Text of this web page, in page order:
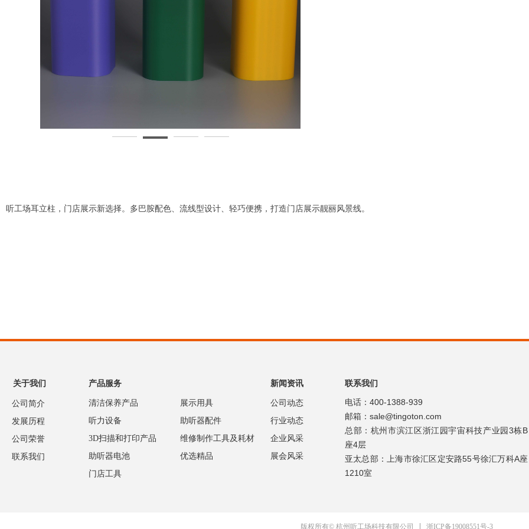
听工场耳立柱，门店展示新选择。多巴胺配色、流线型设计、轻巧便携，打造门店展示靓丽风景线。
关于我们
公司简介
发展历程
公司荣誉
联系我们
产品服务
展示用具
助听器配件
维修制作工具及耗材
优选精品
清洁保养产品
听力设备
3D扫描和打印产品
助听器电池
门店工具
新闻资讯
公司动态
行业动态
企业风采
展会风采
联系我们
电话：400-1388-939
邮箱：sale@tingoton.com
总部：杭州市滨江区浙江园宇宙科技产业园3栋B
座4层
亚太总部：上海市徐汇区定安路55号徐汇万科A座
1210室
版权所有© 杭州听工场科技有限公司 浙ICP备19008551号-3